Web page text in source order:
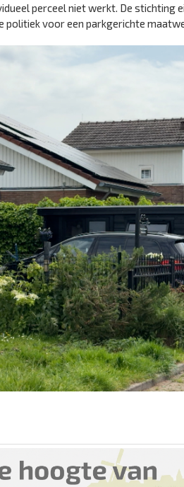
perceel niet werkt. De stichting
voor een parkgerichte